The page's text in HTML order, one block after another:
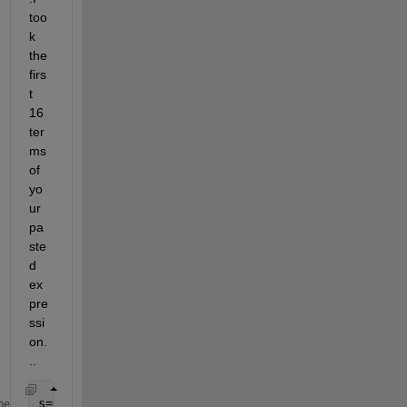
too
k
the
firs
t
16
ter
ms
of
yo
ur
pa
ste
d
ex
pre
ssi
on.
s='f(1) = 15 * 0 * X(1) + 15 * 0 * X(2) + 15 * 0 *